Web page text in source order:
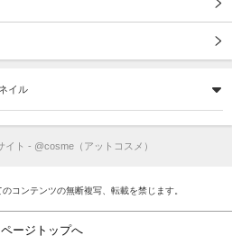
イル
イト - @cosme（アットコスメ）
コンテンツの無断複写、転載を禁じます。
ページトップへ